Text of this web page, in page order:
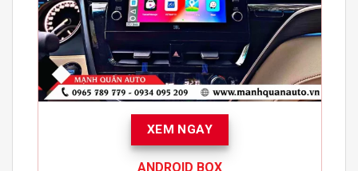
XEM NGAY
ANDROID BOX